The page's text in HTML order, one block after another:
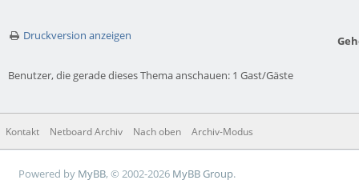
Druckversion anzeigen
Benutzer, die gerade dieses Thema anschauen: 1 Gast/Gäste
Kontakt Netboard Archiv Nach oben Archiv-Modus
Powered by MyBB, © 2002-2026 MyBB Group.